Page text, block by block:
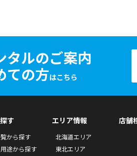
タルのご案内
ての方はこちら
す
から探す
途から探す
エリア情報
北海道エリア
東北エリア
店舗